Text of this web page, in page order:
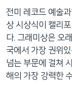
이
인
언어 선택
전미 레코드 예술
상 시상식이 캘리
다. 그래미상은 오
국에서 가장 권위
넘는 부문에 걸쳐
해의 가장 강력한